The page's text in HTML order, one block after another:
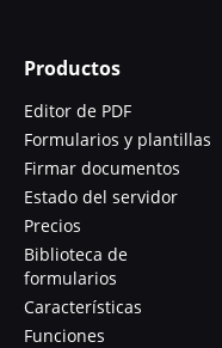
Productos
Editor de PDF
Formularios y plantillas
Firmar documentos
Estado del servidor
Precios
Biblioteca de
formularios
Características
Funciones